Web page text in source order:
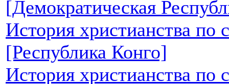
[Демократическая
История христианства по
[Республика Конго]
История христианства по